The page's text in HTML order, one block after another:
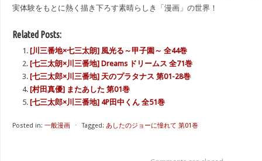
実体験をもとに熱く描き下ろす素晴らしき「漫画」の世界！
Related Posts:
[川三番地×七三太朗] 風光る～甲子園～ 全44巻
[七三太朗×川三番地] Dreams ドリームス 全71巻
[七三太郎×川三番地] 天のプラタナス 第01-28巻
[村田真優] またあした 第01巻
[七三太郎×川三番地] 4P田中くん 全51巻
Posted in: 一般漫画 ⋅ Tagged: あしたのジョーに憧れて 第01巻